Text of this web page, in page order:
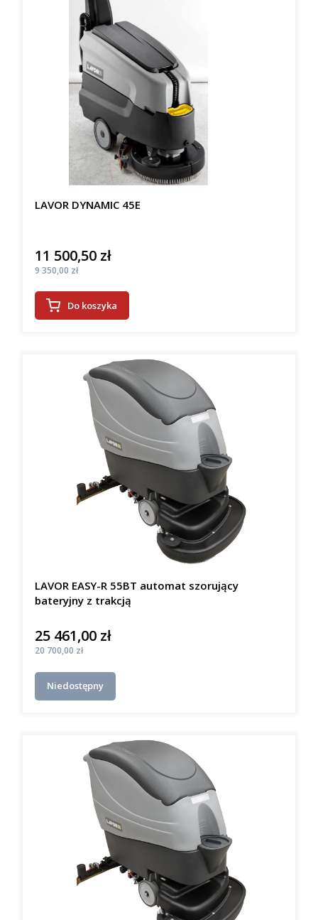
LAVOR DYNAMIC 45E
Cena
11 500,50 zł
Cena
9 350,00 zł
Do koszyka
LAVOR EASY-R 55BT automat szorujący
bateryjny z trakcją
Cena
25 461,00 zł
Cena
20 700,00 zł
Niedostępny